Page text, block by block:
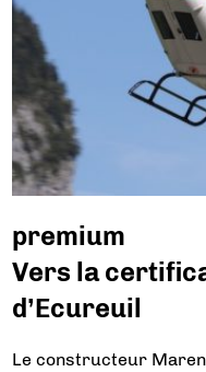
premium
Vers la
d’Ecureuil
Le constructeur